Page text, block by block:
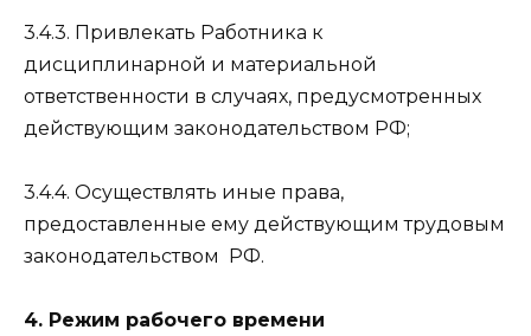
3.4.3. Привлекать Работника к
дисциплинарной и материальной
ответственности в случаях, предусмотренных
действующим законодательством РФ;
3.4.4. Осуществлять иные права,
предоставленные ему действующим трудовым
законодательством РФ.
4. Режим рабочего времени